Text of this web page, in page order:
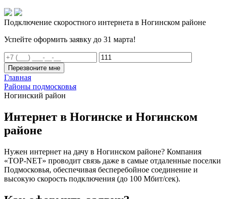
Подключение скоростного интернета в Ногинском районе
Успейте оформить заявку до 31 марта!
Перезвоните мне
Главная
Районы подмосковья
Ногинский район
Интернет в Ногинске и Ногинском
районе
Нужен интернет на дачу в Ногинском районе? Компания
«TOP-NET» проводит связь даже в самые отдаленные поселки
Подмосковья, обеспечивая бесперебойное соединение и
высокую скорость подключения (до 100 Мбит/сек).